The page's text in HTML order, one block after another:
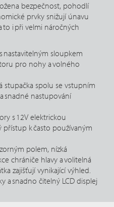
bezpečnost, pohodlí
prvky snižují únavu
to i při velmi náročných
nastavitelným sloupkem
pro nohy a volného
stupačka spolu se vstupním
snadné nastupování
s 12V elektrickou
k často používaným
polem, nízká
chrániče hlavy a volitelná
zajišťují vynikající výhled.
a snadno čitelný LCD displej